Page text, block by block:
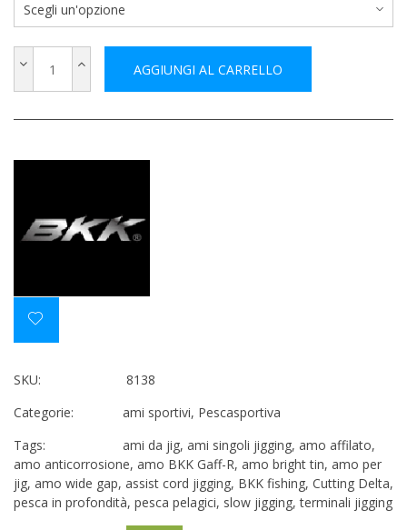
AGGIUNGI AL CARRELLO
SKU:
8138
Categorie:
ami sportivi, Pescasportiva
Tags:
ami da jig, ami singoli jigging, amo affilato,
amo anticorrosione, amo BKK Gaff-R, amo bright tin, amo per
jig, amo wide gap, assist cord jigging, BKK fishing, Cutting Delta,
pesca in profondità, pesca pelagici, slow jigging,terminali jigging